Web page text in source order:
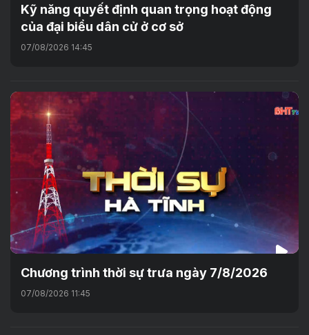
Kỹ năng quyết định quan trọng hoạt động
của đại biểu dân cử ở cơ sở
07/08/2026 14:45
Chương trình thời sự trưa ngày 7/8/2026
07/08/2026 11:45